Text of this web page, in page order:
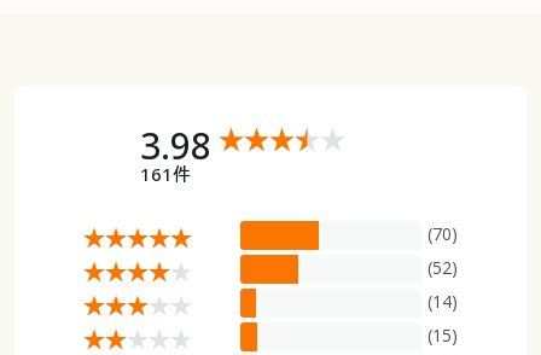
3.98
161件
(70)
(52)
(14)
(15)